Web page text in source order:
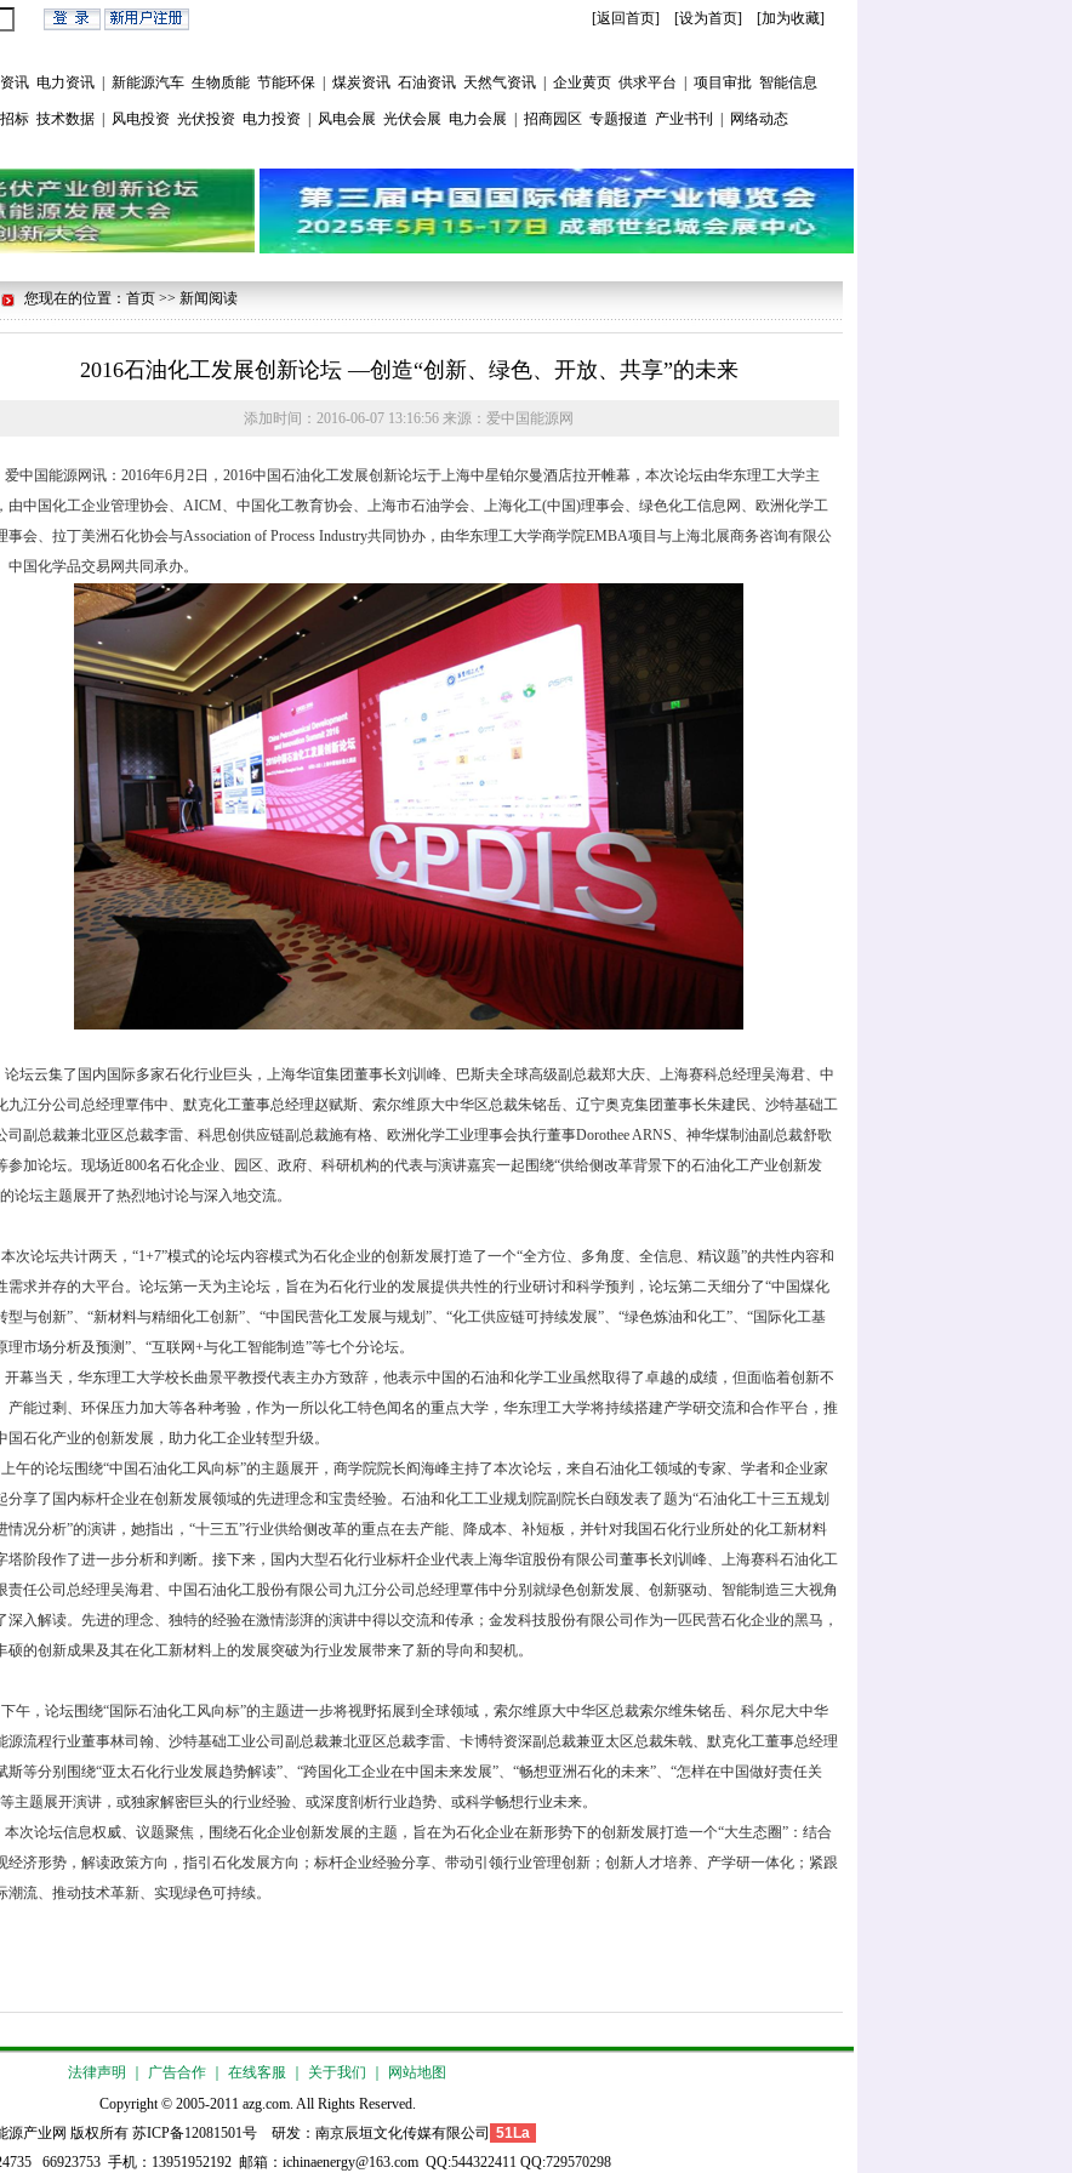
[返回首页] [设为首页] [加为收藏]
讯 电力资讯 新能源汽车 生物质能 节能环保 煤炭资讯 石油资讯 天然气资讯 企业黄页 供求平台 项目审批 智能信息
标 技术数据 风电投资 光伏投资 电力投资 风电会展 光伏会展 电力会展 招商园区 专题报道 产业书刊 网络动态
您现在的位置：首页 >> 新闻阅读
2016石油化工发展创新论坛 —创造“创新、绿色、开放、共享”的未来
添加时间： 2016-06-07 13:16:56 来源： 爱中国能源网
国能源网讯：2016年6月2日，2016中国石油化工发展创新论坛于上海中星铂尔曼酒店拉开帷幕，本次论坛由华东理工大学主
由中国化工企业管理协会、AICM、中国化工教育协会、上海市石油学会、上海化工(中国)理事会、绿色化工信息网、欧洲化学工
事会、拉丁美洲石化协会与Association of Process Industry共同协办，由华东理工大学商学院EMBA项目与上海北展商务咨询有限公
中国化学品交易网共同承办。
云集了国内国际多家石化行业巨头，上海华谊集团董事长刘训峰、巴斯夫全球高级副总裁郑大庆、上海赛科总经理吴海君、中
九江分公司总经理覃伟中、默克化工董事总经理赵赋斯、索尔维原大中华区总裁朱铭岳、辽宁奥克集团董事长朱建民、沙特基础工
司副总裁兼北亚区总裁李雷、科思创供应链副总裁施有格、欧洲化学工业理事会执行董事Dorothee ARNS、神华煤制油副总裁舒歌
参加论坛。现场近800名石化企业、园区、政府、科研机构的代表与演讲嘉宾一起围绕“供给侧改革背景下的石油化工产业创新发
论坛主题展开了热烈地讨论与深入地交流。
论坛共计两天，“1+7”模式的论坛内容模式为石化企业的创新发展打造了一个“全方位、多角度、全信息、精议题”的共性内容和
需求并存的大平台。论坛第一天为主论坛，旨在为石化行业的发展提供共性的行业研讨和科学预判，论坛第二天细分了“中国煤化
型与创新”、“新材料与精细化工创新”、“中国民营化工发展与规划”、“化工供应链可持续发展”、“绿色炼油和化工”、“国际化工基
理市场分析及预测”、“互联网+与化工智能制造”等七个分论坛。
当天，华东理工大学校长曲景平教授代表主办方致辞，他表示中国的石油和化学工业虽然取得了卓越的成绩，但面临着创新不
产能过剩、环保压力加大等各种考验，作为一所以化工特色闻名的重点大学，华东理工大学将持续搭建产学研交流和合作平台，推
国石化产业的创新发展，助力化工企业转型升级。
的论坛围绕“中国石油化工风向标”的主题展开，商学院院长阎海峰主持了本次论坛，来自石油化工领域的专家、学者和企业家
分享了国内标杆企业在创新发展领域的先进理念和宝贵经验。石油和化工工业规划院副院长白颐发表了题为“石油化工十三五规划
情况分析”的演讲，她指出，“十三五”行业供给侧改革的重点在去产能、降成本、补短板，并针对我国石化行业所处的化工新材料
塔阶段作了进一步分析和判断。接下来，国内大型石化行业标杆企业代表上海华谊股份有限公司董事长刘训峰、上海赛科石油化工
责任公司总经理吴海君、中国石油化工股份有限公司九江分公司总经理覃伟中分别就绿色创新发展、创新驱动、智能制造三大视角
深入解读。先进的理念、独特的经验在激情澎湃的演讲中得以交流和传承；金发科技股份有限公司作为一匹民营石化企业的黑马，
硕的创新成果及其在化工新材料上的发展突破为行业发展带来了新的导向和契机。
，论坛围绕“国际石油化工风向标”的主题进一步将视野拓展到全球领域，索尔维原大中华区总裁索尔维朱铭岳、科尔尼大中华
源流程行业董事林司翰、沙特基础工业公司副总裁兼北亚区总裁李雷、卡博特资深副总裁兼亚太区总裁朱戟、默克化工董事总经理
斯等分别围绕“亚太石化行业发展趋势解读”、“跨国化工企业在中国未来发展”、“畅想亚洲石化的未来”、“怎样在中国做好责任关
主题展开演讲，或独家解密巨头的行业经验、或深度剖析行业趋势、或科学畅想行业未来。
论坛信息权威、议题聚焦，围绕石化企业创新发展的主题，旨在为石化企业在新形势下的创新发展打造一个“大生态圈”：结合
经济形势，解读政策方向，指引石化发展方向；标杆企业经验分享、带动引领行业管理创新；创新人才培养、产学研一体化；紧跟
潮流、推动技术革新、实现绿色可持续。
法律声明 广告合作 在线客服 关于我们
网站地图
Copyright © 2005-2011 azg.com. All Rights Reserved.
源产业网 版权所有 苏ICP备12081501号研发： 南京辰垣文化传媒有限公司 51La
66923753 手机：13951952192 邮箱：ichinaenergy@163.com QQ:544322411 QQ:729570298